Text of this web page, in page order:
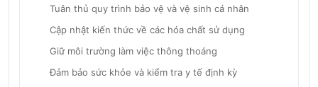
Tuân thủ quy trình bảo vệ và vệ sinh cá nhân
Cập nhật kiến thức về các hóa chất sử dụng
Giữ môi trường làm việc thông thoáng
Đảm bảo sức khỏe và kiểm tra y tế định kỳ